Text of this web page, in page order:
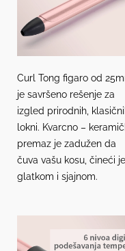
Curl Tong figaro od
je savršeno rešenje za
izgled prirodnih,
lokni. Kvarcno –
premaz je zadužen da
čuva vašu kosu, čineći je
glatkom i sjajnom.